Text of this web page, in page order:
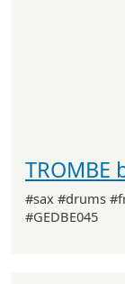
TROMBE
#sax #drums
#GEDBE045